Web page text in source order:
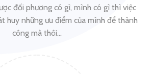
đối phương có gì, mình có gì thì việc
huy những ưu điểm của mình để thành
công mà thôi…